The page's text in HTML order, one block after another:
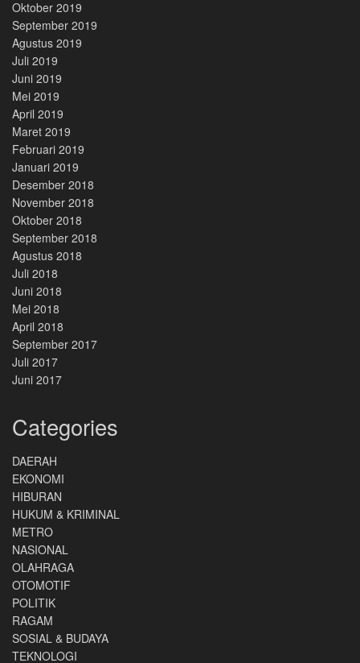
Oktober 2019
September 2019
Agustus 2019
Juli 2019
Juni 2019
Mei 2019
April 2019
Maret 2019
Februari 2019
Januari 2019
Desember 2018
November 2018
Oktober 2018
September 2018
Agustus 2018
Juli 2018
Juni 2018
Mei 2018
April 2018
September 2017
Juli 2017
Juni 2017
Categories
DAERAH
EKONOMI
HIBURAN
HUKUM & KRIMINAL
METRO
NASIONAL
OLAHRAGA
OTOMOTIF
POLITIK
RAGAM
SOSIAL & BUDAYA
TEKNOLOGI